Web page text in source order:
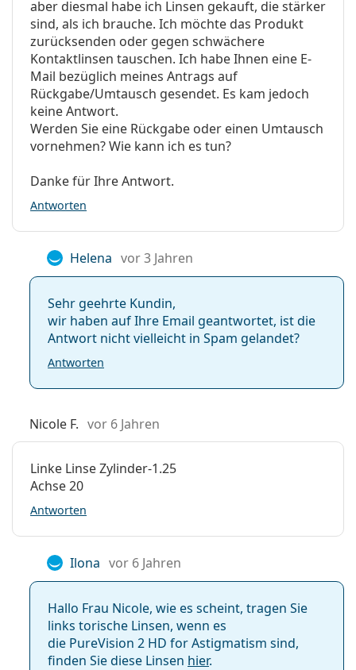
Menschen, die auch bei
schlechten Lichtverhältnissen scharf und klar sehen
möchten
Menschen, die einen monatlichen
Austausch bevorzugen und die Kontaktlinsen
regelmäßig tragen
Häufig gestellte Fragen zu
PureVision 2
Kann man mit PureVision 2 schlafen?
Sind PureVision 2 und PureVision 2HD dasselbe?
Was ist der Unterschied zwischen PureVision 2
(6 Linsen) und PureVision 2 (3 Linsen)?
Solunate Multi-Purpose 2 x 400 ml mit Behälter
verkauft.
Es ist ein Medizinprodukt. Lesen Sie vor dem Gebrauch
die Anleitung.
asphärische Linsen
aber diesmal habe ich Linsen gekauft, die stärker
sind, als ich brauche. Ich möchte das Produkt
zurücksenden oder gegen schwächere
Kontaktlinsen tauschen. Ich habe Ihnen eine E-
Mail bezüglich meines Antrags auf
Rückgabe/Umtausch gesendet. Es kam jedoch
keine Antwort.
Werden Sie eine Rückgabe oder einen Umtausch
vornehmen? Wie kann ich es tun?
Danke für Ihre Antwort.
Antworten
Helena vor 3 Jahren
Sehr geehrte Kundin,
wir haben auf Ihre Email geantwortet, ist die
Antwort nicht vielleicht in Spam gelandet?
Antworten
Nicole F. vor 6 Jahren
Linke Linse Zylinder-1.25
Achse 20
Antworten
Ilona vor 6 Jahren
Hallo Frau Nicole, wie es scheint, tragen Sie
links torische Linsen, wenn es
die PureVision 2 HD for Astigmatism sind,
finden Sie diese Linsen hier.